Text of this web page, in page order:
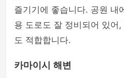
즐기기에 좋습니다. 공원 내
용 도로도 잘 정비되어 있어
도 적합합니다.
카마이시 해변